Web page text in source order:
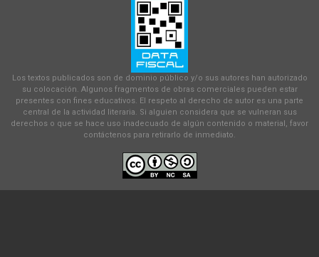
Los textos publicados son de dominio público y/o sus autores han autorizado
su colocación. Algunos fragmentos de obras comerciales pueden estar
presentes con fines educativos. El respeto al derecho de autor es una parte
central de la actividad literaria. Si alguien considera que se vulneran sus
derechos o que se hace uso inadecuado de algún contenido o material, favor
contáctenos para retirarlo de inmediato.